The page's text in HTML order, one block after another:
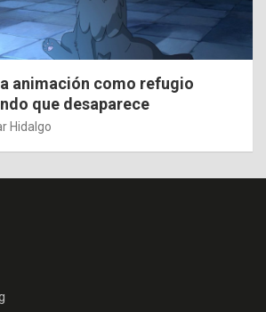
animación como refugio
que desaparece
Hidalgo